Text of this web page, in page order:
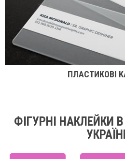
ПЛАСТИКОВІ
ФІГУРНІ НАКЛЕЙКИ